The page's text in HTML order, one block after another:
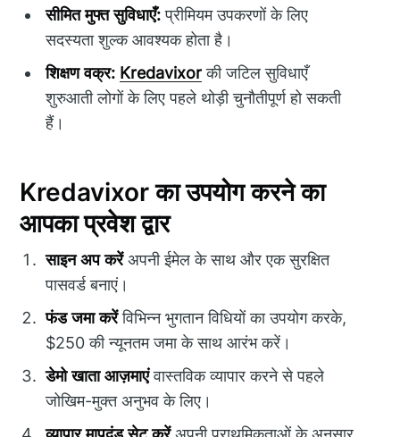
सीमित मुफ्त सुविधाएँ:प्रीमियम उपकरणों के लिए
सदस्यता शुल्क आवश्यक होता है।
शिक्षण वक्र: Kredavixorकी जटिल सुविधाएँ
शुरुआती लोगों के लिए पहले थोड़ी चुनौतीपूर्ण हो सकती
हैं।
Kredavixor का उपयोग करने का
आपका प्रवेश द्वार
साइन अप करेंअपनी ईमेल के साथ और एक सुरक्षित
पासवर्ड बनाएं।
फंड जमा करेंविभिन्न भुगतान विधियों का उपयोग करके,
$250 की न्यूनतम जमा के साथ आरंभ करें।
डेमो खाता आज़माएंवास्तविक व्यापार करने से पहले
जोखिम-मुक्त अनुभव के लिए।